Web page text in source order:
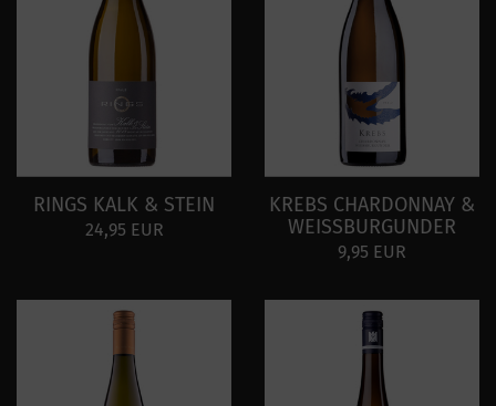
RINGS KALK & STEIN
24,95 EUR
KREBS CHARDONNAY &
WEISSBURGUNDER
9,95 EUR